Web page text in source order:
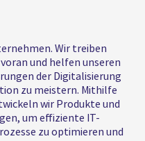
Wir treiben
und helfen unseren
der Digitalisierung
zu meistern. Mithilfe
wir Produkte und
um effiziente IT-
zu optimieren und